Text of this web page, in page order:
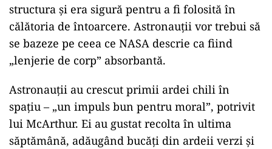
structura și era sigură pentru a fi folosită în
călătoria de întoarcere. Astronauții vor trebui să
se bazeze pe ceea ce NASA descrie ca fiind
„lenjerie de corp” absorbantă.
Astronauții au crescut primii ardei chili în
spațiu – „un impuls bun pentru moral”, potrivit
lui McArthur. Ei au gustat recolta în ultima
săptămână, adăugând bucăți din ardeii verzi și